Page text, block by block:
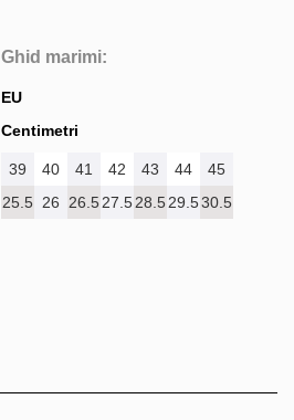
Ghid marimi:
EU
Centimetri
39 40 41 42 43 44
45
25.5 26 26.527.528.529.530.5